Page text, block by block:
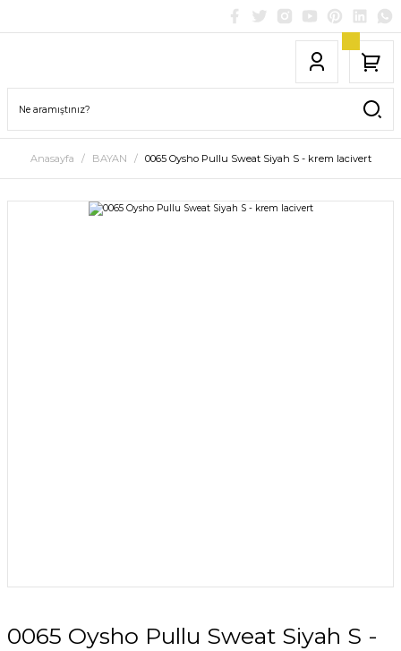
Anasayfa BAYAN 0065 Oysho Pullu Sweat Siyah S - krem lacivert
0065 Oysho Pullu Sweat Siyah S -